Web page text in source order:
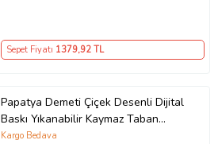
Sepet Fiyatı 1379,92 TL
Papatya Demeti Çiçek Desenli Dijital
Baskı Yıkanabilir Kaymaz Taban
Modern Salon Halısı (Yeşil)
Kargo Bedava